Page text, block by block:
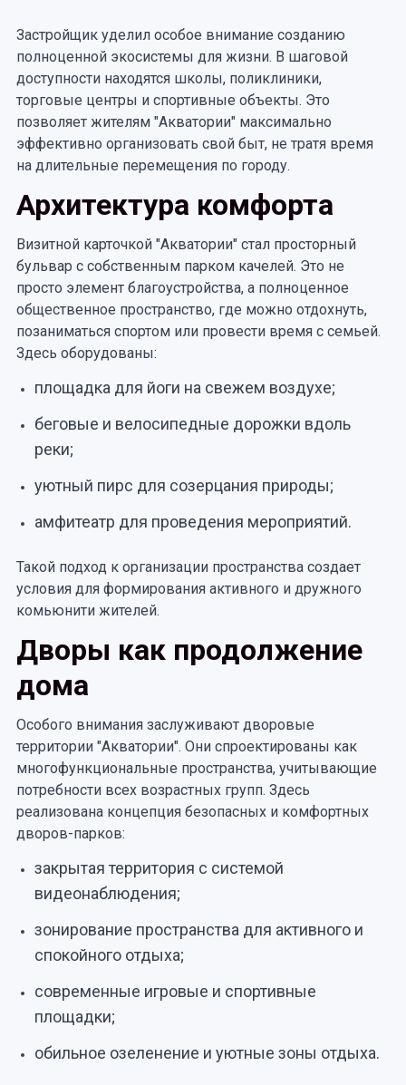
Застройщик уделил особое внимание созданию
полноценной экосистемы для жизни. В шаговой
доступности находятся школы, поликлиники,
торговые центры и спортивные объекты. Это
позволяет жителям "Акватории" максимально
эффективно организовать свой быт, не тратя время
на длительные перемещения по городу.
Архитектура комфорта
Визитной карточкой "Акватории" стал просторный
бульвар с собственным парком качелей. Это не
просто элемент благоустройства, а полноценное
общественное пространство, где можно отдохнуть,
позаниматься спортом или провести время с семьей.
Здесь оборудованы:
площадка для йоги на свежем воздухе;
беговые и велосипедные дорожки вдоль
реки;
уютный пирс для созерцания природы;
амфитеатр для проведения мероприятий.
Такой подход к организации пространства создает
условия для формирования активного и дружного
комьюнити жителей.
Дворы как продолжение
дома
Особого внимания заслуживают дворовые
территории "Акватории". Они спроектированы как
многофункциональные пространства, учитывающие
потребности всех возрастных групп. Здесь
реализована концепция безопасных и комфортных
дворов-парков:
закрытая территория с системой
видеонаблюдения;
зонирование пространства для активного и
спокойного отдыха;
современные игровые и спортивные
площадки;
обильное озеленение и уютные зоны отдыха.